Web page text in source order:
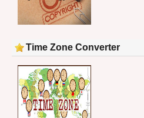
Time Zone Converter